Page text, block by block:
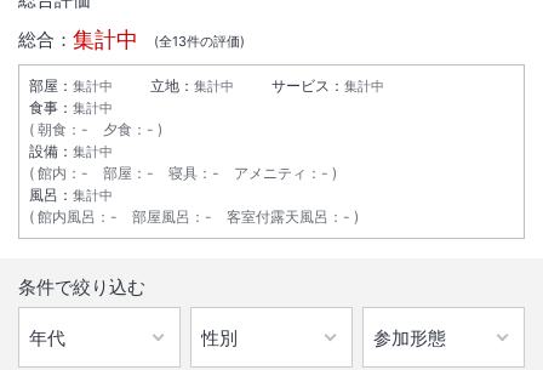
総合： 集計中 (全13件の評価)
部屋： 集計中 立地： 集計中 サービス： 集計中
食事： 集計中
朝食 ： - 夕食 ： -
設備： 集計中
館内 ： - 部屋 ： - 寝具 ： - アメニティ ： -
風呂： 集計中
館内風呂 ： - 部屋風呂 ： - 客室付露天風呂 ： -
条件で絞り込む